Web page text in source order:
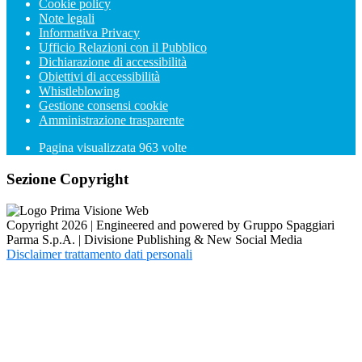
Cookie policy
Note legali
Informativa Privacy
Ufficio Relazioni con il Pubblico
Dichiarazione di accessibilità
Obiettivi di accessibilità
Whistleblowing
Gestione consensi cookie
Amministrazione trasparente
Pagina visualizzata 963 volte
Sezione Copyright
Copyright 2026 | Engineered and powered by Gruppo Spaggiari
Parma S.p.A. | Divisione Publishing & New Social Media
Disclaimer trattamento dati personali